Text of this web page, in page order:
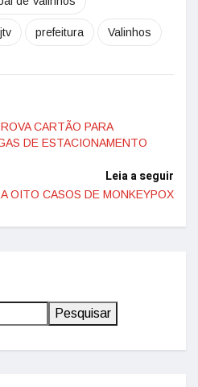
jtv prefeitura Valinhos
CARTÃO PARA
DE ESTACIONAMENTO
Leia a seguir
OITO CASOS DE MONKEYPOX
Pesquisar